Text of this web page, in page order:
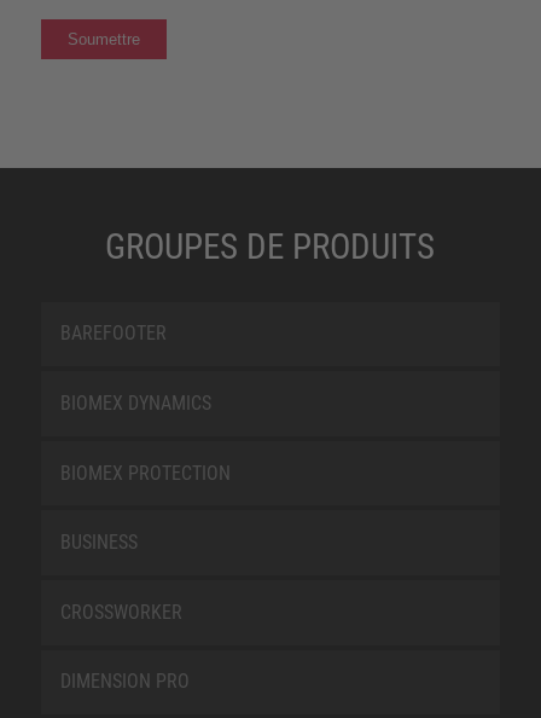
GROUPES DE PRODUITS
BAREFOOTER
BIOMEX DYNAMICS
BIOMEX PROTECTION
BUSINESS
CROSSWORKER
DIMENSION PRO